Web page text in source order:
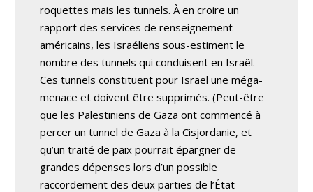
roquettes mais les tunnels. À en croire un
rapport des services de renseignement
américains, les Israéliens sous-estiment le
nombre des tunnels qui conduisent en Israël.
Ces tunnels constituent pour Israël une méga-
menace et doivent être supprimés. (Peut-être
que les Palestiniens de Gaza ont commencé à
percer un tunnel de Gaza à la Cisjordanie, et
qu’un traité de paix pourrait épargner de
grandes dépenses lors d’un possible
raccordement des deux parties de l’État